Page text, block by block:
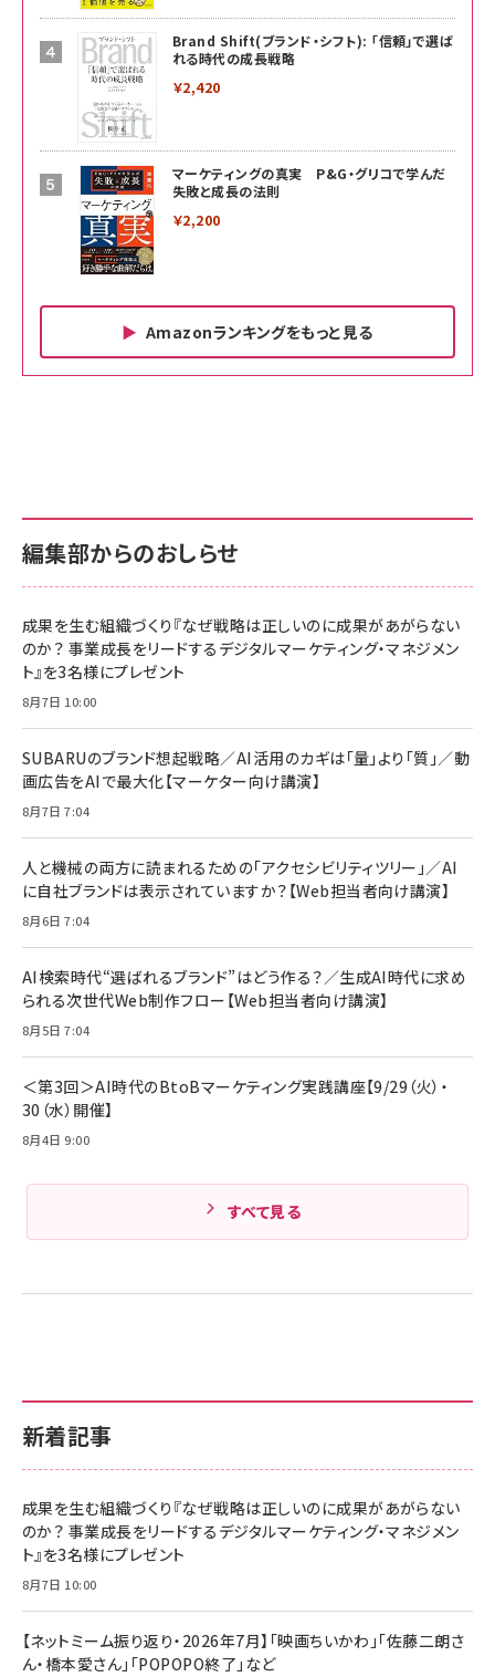
Brand Shift(ブランド・シフト): 「信頼」で選ば
れる時代の成長戦略
￥2,420
マーケティングの真実 P&G・グリコで学んだ
失敗と成長の法則
￥2,200
Amazonランキングをもっと見る
￥880
anan(アンアン)2026/06/24号 No.2500増刊
スペシャルエディション[王道エンタメの矜持／
￥1,100
anan(アンアン)2026/07/08号 No.2502[2026
￥880
ママ投資家が育休中に１億貯めた株式投資
組織の成果を最大化する ルールのデザイン
￥1,980
Amazonランキングをもっと見る
サポート正規品 メーカー保証5年 KLMEA128G
NIMASO ガラスフィルム iPhone 17 用 保護フィ
すい ガイド枠付き いPhone17 (6.3インチ) 対応
2枚セット DSP25F1698
￥1,599
￥6,980
全ワイヤレスイヤホン/アクティブノイズキャンセリ
技術基準適合】ブラック
￥5,990
ケーブル Anker絡まないケーブル 240W 結束バン
ド付き USB PD対応 シリコン素材採用 iPhone
17 / 16 / 15 / Galaxy iPad Pro MacBook
Pro/Air 各種対応 (1.8m ミッドナイトブラック)
￥1,890
サポート正規品 メーカー保証5年 KLMEA128G
Amazon eギフトカード - Amazonロゴ - クラ
￥5,000
Anker PowerLine III Flow USB-C & USB-C
Pro/Air 各種対応 (1.8m ミッドナイトブラック)
￥1,890
サッポロ 生ビール 黒ラベル 350ml 缶 24本 ビー
ル ケース買い【6/30応募〆切! 黒ラベルビヤセラー
￥4,857
新着記事
成果を生む組織づくり『なぜ戦略は正しいのに成果があがらない
のか？ 事業成長をリードするデジタルマーケティング・マネジメン
ト』を3名様にプレゼント
8月7日 10:00
【ネットミーム振り返り・2026年7月】「映画ちいかわ」「佐藤二朗さ
ん・橋本愛さん」「POPOPO終了」など
編集部からのおしらせ
成果を生む組織づくり『なぜ戦略は正しいのに成果があがらない
のか？ 事業成長をリードするデジタルマーケティング・マネジメン
ト』を3名様にプレゼント
8月7日 10:00
SUBARUのブランド想起戦略／AI活用のカギは「量」より「質」／動
画広告をAIで最大化【マーケター向け講演】
8月7日 7:04
人と機械の両方に読まれるための「アクセシビリティツリー」／AI
に自社ブランドは表示されていますか？【Web担当者向け講演】
8月6日 7:04
AI検索時代“選ばれるブランド”はどう作る？／生成AI時代に求め
られる次世代Web制作フロー【Web担当者向け講演】
8月5日 7:04
＜第3回＞AI時代のBtoBマーケティング実践講座【9/29（火）・
30（水）開催】
8月4日 9:00
すべて見る